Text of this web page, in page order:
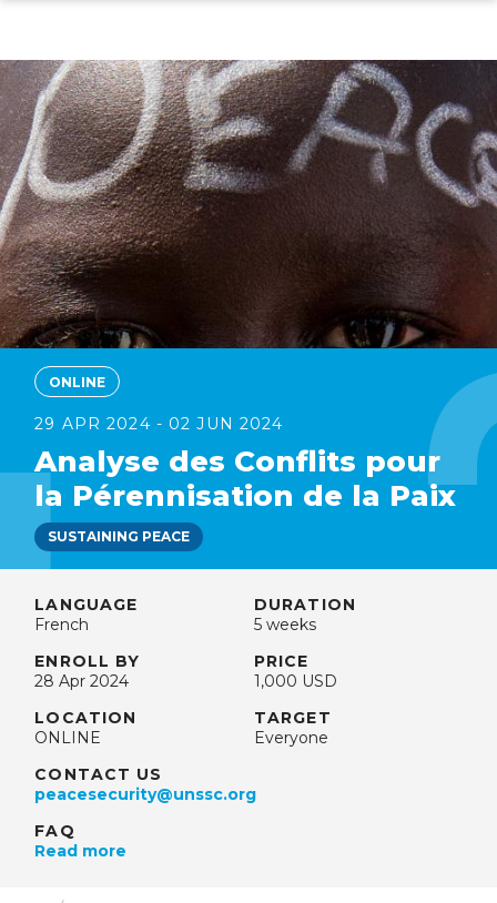
main
content
ONLINE
29 APR 2024 - 02 JUN 2024
Analyse des Conflits pour
la Pérennisation de la Paix
SUSTAINING PEACE
LANGUAGE
French
DURATION
5 weeks
ENROLL BY
28 Apr 2024
PRICE
1,000 USD
LOCATION
ONLINE
TARGET
Everyone
CONTACT US
peacesecurity@unssc.org
FAQ
Read more